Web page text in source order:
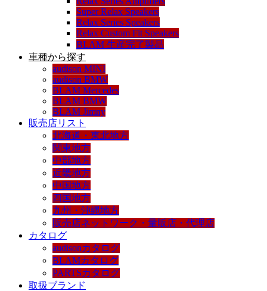
Super Relax Speakers
Relax Series Speakers
Relax Custom Fit Speakers
BLAM 生産完了製品
車種から探す
audison MINI
audison BMW
BLAM Mercedes
BLAM BMW
BLAM Jimny
販売店リスト
北海道・東北地方
関東地方
中部地方
近畿地方
中国地方
四国地方
九州・沖縄地方
販売店ネットワーク・量販店・代理店
カタログ
audisonカタログ
BLAMカタログ
PARTSカタログ
取扱ブランド